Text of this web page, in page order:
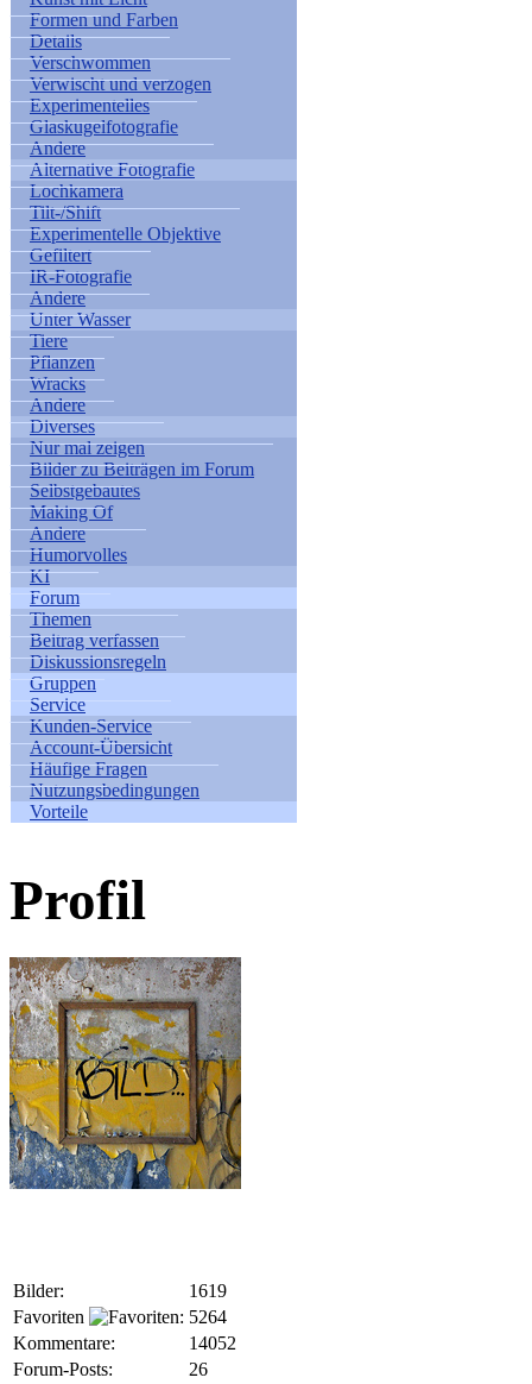
Formen und Farben
Details
Verschwommen
Verwischt und verzogen
Experimentelles
Glaskugelfotografie
Andere
Alternative Fotografie
Lochkamera
Tilt-/Shift
Experimentelle Objektive
Gefiltert
IR-Fotografie
Andere
Unter Wasser
Tiere
Pflanzen
Wracks
Andere
Diverses
Nur mal zeigen
Bilder zu Beiträgen im Forum
Selbstgebautes
Making Of
Andere
Humorvolles
KI
Forum
Themen
Beitrag verfassen
Diskussionsregeln
Gruppen
Service
Kunden-Service
Account-Übersicht
Häufige Fragen
Nutzungsbedingungen
Vorteile
Profil
Bilder:
1619
Favoriten
: 5264
Kommentare:
14052
Forum-Posts:
26